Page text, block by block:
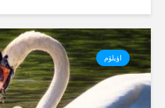
اؤیلۆم